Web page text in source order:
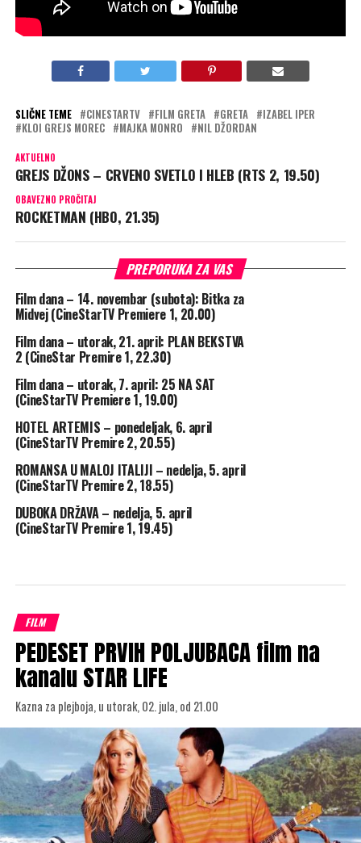
Foto IMDb
SLIČNE TEME CINESTARTV FILM GRETA GRETA
IZABEL IPER
KLOI GREJS MOREC
MAJKA MONRO NIL DŽORDAN
AKTUELNO
GREJS DŽONS – CRVENO SVETLO I HLEB (RTS 2, 19.50)
OBAVEZNO PROČITAJ
ROCKETMAN (HBO, 21.35)
PREPORUKA ZA VAS
Film dana – 14. novembar (subota): Bitka za
Midvej (CineStarTV Premiere 1, 20.00)
Film dana – utorak, 21. april: PLAN BEKSTVA
2 (CineStar Premire 1, 22.30)
Film dana – utorak, 7. april: 25 NA SAT
(CineStarTV Premiere 1, 19.00)
HOTEL ARTEMIS – ponedeljak, 6. april
(CineStarTV Premire 2, 20.55)
ROMANSA U MALOJ ITALIJI – nedelja, 5. april
(CineStarTV Premire 2, 18.55)
DUBOKA DRŽAVA – nedelja, 5. april
(CineStarTV Premire 1, 19.45)
FILM
PEDESET PRVIH POLJUBACA film na
kanalu STAR LIFE
Kazna za plejboja, u utorak, 02. jula, od 21.00